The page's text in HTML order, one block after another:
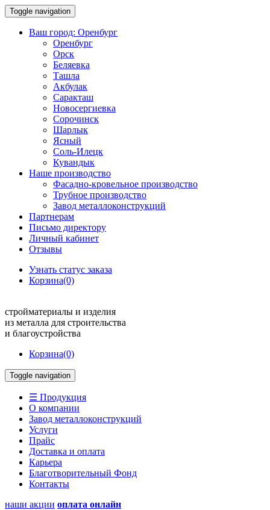
Toggle navigation
Ваш город: Оренбург
Оренбург
Орск
Беляевка
Ташла
Акбулак
Саракташ
Новосергиевка
Сорочинск
Шарлык
Ясный
Соль-Илецк
Кувандык
Наше производство
Фасадно-кровельное производство
Трубное производство
Завод металлоконструкций
Партнерам
Письмо директору
Личный кабинет
Отзывы
Узнать статус заказа
Корзина(0)
стройматериалы и изделия
из металла для строительства
и благоустройства
Корзина(0)
Toggle navigation
☰ Продукция
О компании
Завод металлоконструкций
Услуги
Прайс
Доставка и оплата
Карьера
Благотворительный Фонд
Контакты
наши акции оплата онлайн